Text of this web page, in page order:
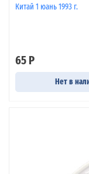
Китай 1 юань 1993 г.
65 Р
Нет в